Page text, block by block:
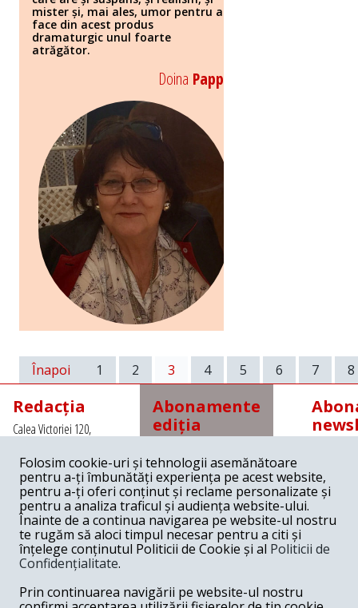
mister și, mai ales, umor pentru a
face din acest produs
dramaturgic unul foarte
atrăgător.
Doina Papp
Înapoi 1 2 3 4 5 6 7 8
Redacția
Calea Victoriei 120,
Romania
Tel: +4021 3112208
Fax: +4021 3141776
Email:
redactia@revista22.ro
Revista 22 este
editata de
Abonamente
ediția
tipărită
Abonamente interne
cu
expediere prin poștă
45 lei pe 3 luni
80 lei pe 6 luni
150 lei pe 1 an
ridicare de la redacție
Folosim cookie-uri și tehnologii asemănătoare
pentru a-ți îmbunătăți experiența pe acest website,
pentru a-ți oferi conținut și reclame personalizate și
pentru a analiza traficul și audiența website-ului.
Înainte de a continua navigarea pe website-ul nostru
te rugăm să aloci timpul necesar pentru a citi și
înțelege conținutul Politicii de Cookie și al Politicii de
Confidențialitate.
Prin continuarea navigării pe website-ul nostru